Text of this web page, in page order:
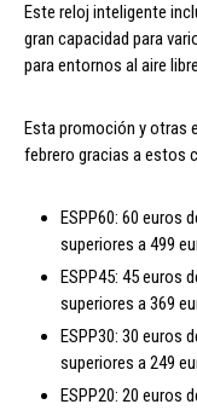
Este reloj inteligente
gran capacidad para
para entornos al aire
Esta promoción y otras
febrero gracias a estos
ESPP60: 60 euros
superiores a 499
ESPP45: 45 euros
superiores a 369
ESPP30: 30 euros
superiores a 249
ESPP20: 20 euros